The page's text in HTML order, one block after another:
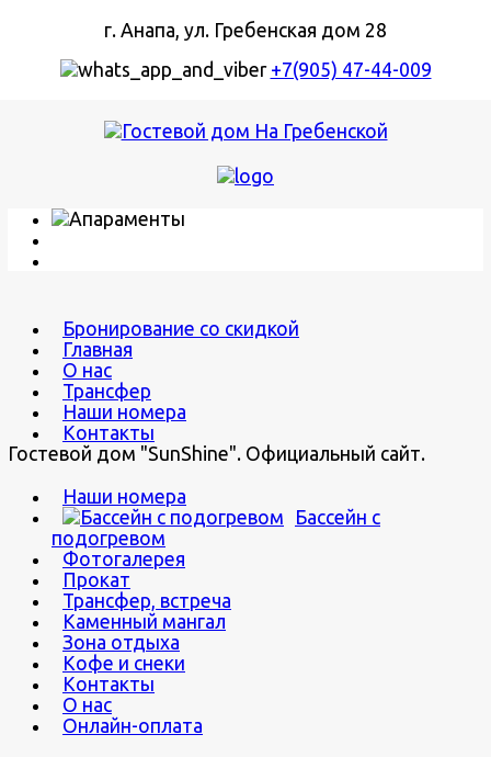
г. Анапа, ул. Гребенская дом 28
+7(905) 47-44-009
Бронирование со скидкой
Главная
О нас
Трансфер
Наши номера
Контакты
Гостевой дом "SunShine". Официальный сайт.
Наши номера
Бассейн с
подогревом
Фотогалерея
Прокат
Трансфер, встреча
Каменный мангал
Зона отдыха
Кофе и снеки
Контакты
О нас
Онлайн-оплата